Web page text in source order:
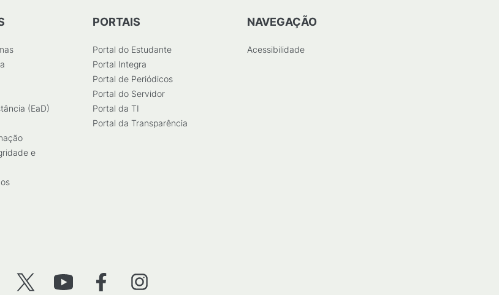
(EaD)
e
PORTAIS
Portal do Estudante
Portal Integra
Portal de Periódicos
Portal do Servidor
Portal da TI
Portal da Transparência
NAVEGAÇÃO
Acessibilidade